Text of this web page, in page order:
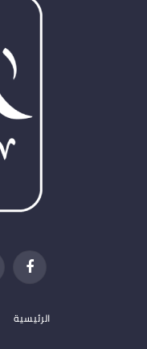
فيسبوك
الرئيسية